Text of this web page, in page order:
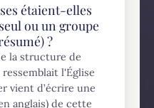
étaient-elles
ou un groupe
?
la structure de
l'Église
vient d’écrire une
anglais) de cette